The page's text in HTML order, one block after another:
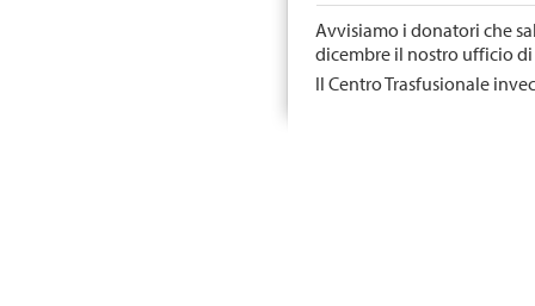
Avvisiamo i donatori che
dicembre il nostro ufficio di
Il Centro Trasfusionale